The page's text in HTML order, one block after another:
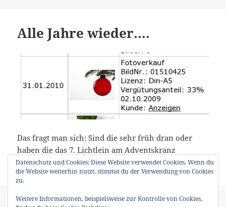
Alle Jahre wieder….
Das fragt man sich: Sind die sehr früh dran oder
haben die das 7. Lichtlein am Adventskranz
entdeckt?
Veröffentlicht
4. Februar 2010 Autor
admin Kategorien
Agenturen,Allgemein,
Datenschutz und Cookies: Diese Website verwendet Cookies. Wenn du
die Website weiterhin nutzt, stimmst du der Verwendung von Cookies
zu.
Weitere Informationen, beispielsweise zur Kontrolle von Cookies,